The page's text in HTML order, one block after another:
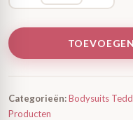
Categorieën:Bodysuits
Producten